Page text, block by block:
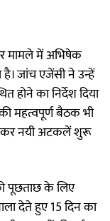
मामले में अभिषेक
जांच एजेंसी ने उन्हें
का निर्देश दिया
महत्वपूर्ण बैठक भी
नयी अटकलें शुरू
पूछताछ के लिए
देते हुए 15 दिन का